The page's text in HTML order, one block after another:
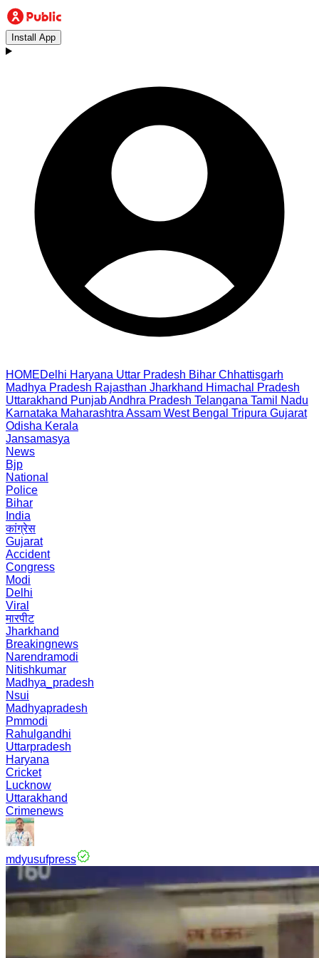
Install App
HOMEDelhi Haryana Uttar Pradesh Bihar Chhattisgarh
Madhya Pradesh Rajasthan Jharkhand Himachal Pradesh
Uttarakhand PunjabAndhra Pradesh Telangana Tamil Nadu
Karnataka Maharashtra Assam West Bengal Tripura Gujarat
Odisha Kerala
Jansamasya
News
Bjp
National
Police
Bihar
India
कांग्रेस
Gujarat
Accident
Congress
Modi
Delhi
Viral
मारपीट
Jharkhand
Breakingnews
Narendramodi
Nitishkumar
Madhya_pradesh
Nsui
Madhyapradesh
Pmmodi
Rahulgandhi
Uttarpradesh
Haryana
Cricket
Lucknow
Uttarakhand
Crimenews
mdyusufpress